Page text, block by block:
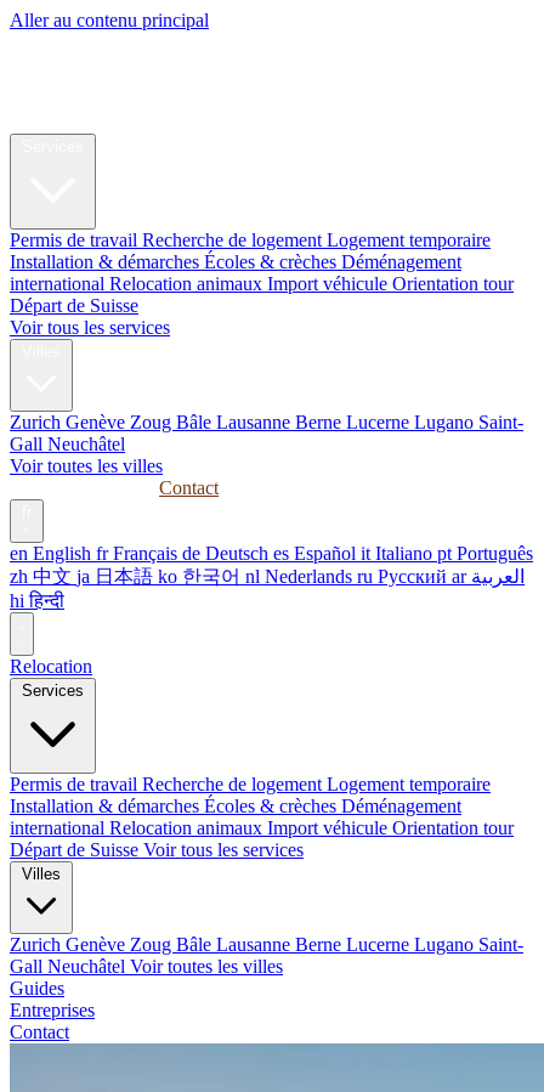
Aller au contenu principal
Permis de travail Recherche de logement Logement temporaire
Installation & démarches Écoles & crèches Déménagement
international Relocation animaux Import véhicule Orientation tour
Départ de Suisse
Voir tous les services
Zurich Genève Zoug Bâle Lausanne Berne Lucerne Lugano Saint-
Gall Neuchâtel
Voir toutes les villes
Contact
en English fr Français de Deutsch es Español it Italiano pt Português
zh 中文 ja 日本語 ko 한국어 nl Nederlands ru Русский ar العربية
hi हिन्दी
Relocation
Services
Permis de travail Recherche de logement Logement temporaire
Installation & démarches Écoles & crèches Déménagement
international Relocation animaux Import véhicule Orientation tour
Départ de Suisse Voir tous les services
Villes
Zurich Genève Zoug Bâle Lausanne Berne Lucerne Lugano Saint-
Gall Neuchâtel Voir toutes les villes
Guides
Entreprises
Contact